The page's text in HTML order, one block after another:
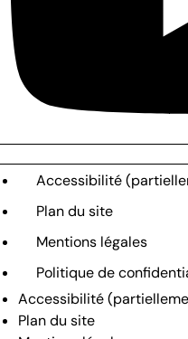
Accessibilité
Plan du site
Mentions légales
Politique de
Accessibilité
Plan du site